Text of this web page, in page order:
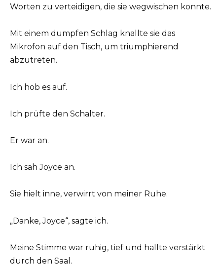
Worten zu verteidigen, die sie wegwischen konnte.
Mit einem dumpfen Schlag knallte sie das
Mikrofon auf den Tisch, um triumphierend
abzutreten.
Ich hob es auf.
Ich prüfte den Schalter.
Er war an.
Ich sah Joyce an.
Sie hielt inne, verwirrt von meiner Ruhe.
„Danke, Joyce“, sagte ich.
Meine Stimme war ruhig, tief und hallte verstärkt
durch den Saal.